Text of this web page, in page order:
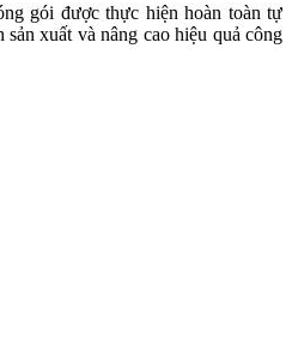
gói được thực hiện hoàn toàn tự
xuất và nâng cao hiệu quả công